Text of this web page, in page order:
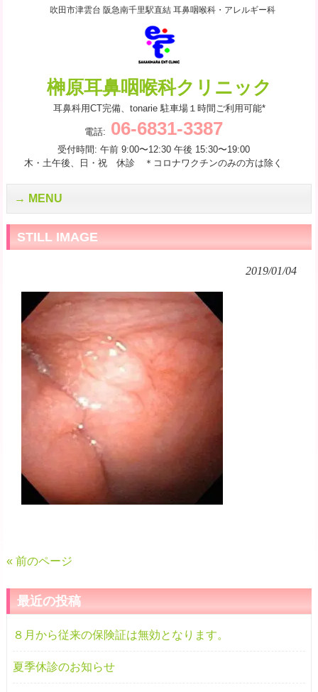
吹田市津雲台 阪急南千里駅直結 耳鼻咽喉科・アレルギー科
榊原耳鼻咽喉科クリニック
耳鼻科用CT完備、tonarie 駐車場１時間ご利用可能*
電話: 06-6831-3387
受付時間: 午前 9:00〜12:30 午後 15:30〜19:00
木・土午後、日・祝 休診 ＊コロナワクチンのみの方は除く
MENU
STILL IMAGE
2019/01/04
« 前のページ
最近の投稿
８月から従来の保険証は無効となります。
夏季休診のお知らせ